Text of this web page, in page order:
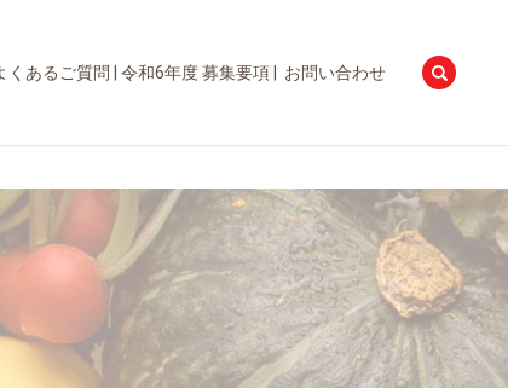
くあるご質問 令和6年度 募集要項 お問い合わせ